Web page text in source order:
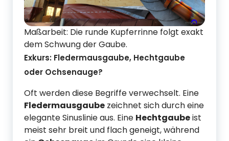
Maßarbeit: Die runde Kupferrinne folgt exakt
dem Schwung der Gaube.
Exkurs: Fledermausgaube, Hechtgaube
oder Ochsenauge?
Oft werden diese Begriffe verwechselt. Eine
Fledermausgaube zeichnet sich durch eine
elegante Sinuslinie aus. Eine Hechtgaubeist
meist sehr breit und flach geneigt, während